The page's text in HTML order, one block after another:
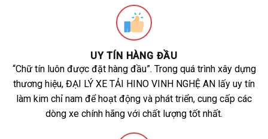
UY TÍN HÀNG ĐẦU
“Chữ tín luôn được đặt hàng đầu”. Trong quá trình xây dựng
thương hiệu, ĐẠI LÝ XE TẢI HINO VINH NGHỆ AN lấy uy tín
làm kim chỉ nam để hoạt động và phát triển, cung cấp các
dòng xe chính hãng với chất lượng tốt nhất.